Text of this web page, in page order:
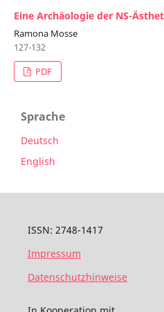
Eine Archäologie der NS-
Ramona Mosse
127-132
PDF
Sprache
Deutsch
English
ISSN: 2748-1417
Impressum
Datenschutzhinweise